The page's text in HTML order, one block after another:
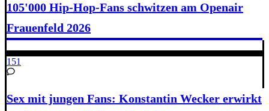
105'000 Hip-Hop-Fans schwitzen am Openair
Frauenfeld 2026
151
Sex mit jungen Fans: Konstantin Wecker erwirkt